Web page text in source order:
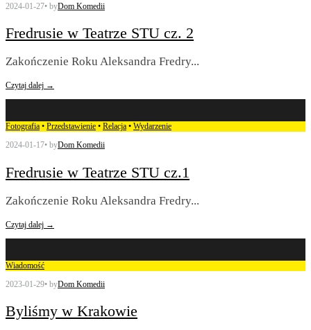
2024-01-27• byDom Komedii
Fredrusie w Teatrze STU cz. 2
Zakończenie Roku Aleksandra Fredry...
Czytaj dalej →
Fotografia • Przedstawienie • Relacja • Wydarzenie
2024-01-17• byDom Komedii
Fredrusie w Teatrze STU cz.1
Zakończenie Roku Aleksandra Fredry...
Czytaj dalej →
Wiadomość
2023-01-29• byDom Komedii
Byliśmy w Krakowie